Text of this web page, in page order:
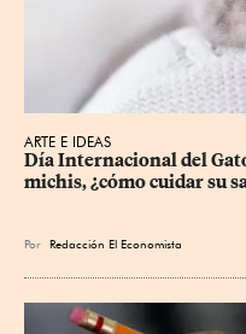
ARTE E IDEAS
Día Internacional del
michis, ¿cómo cuidar su
Por Redacción El Economista